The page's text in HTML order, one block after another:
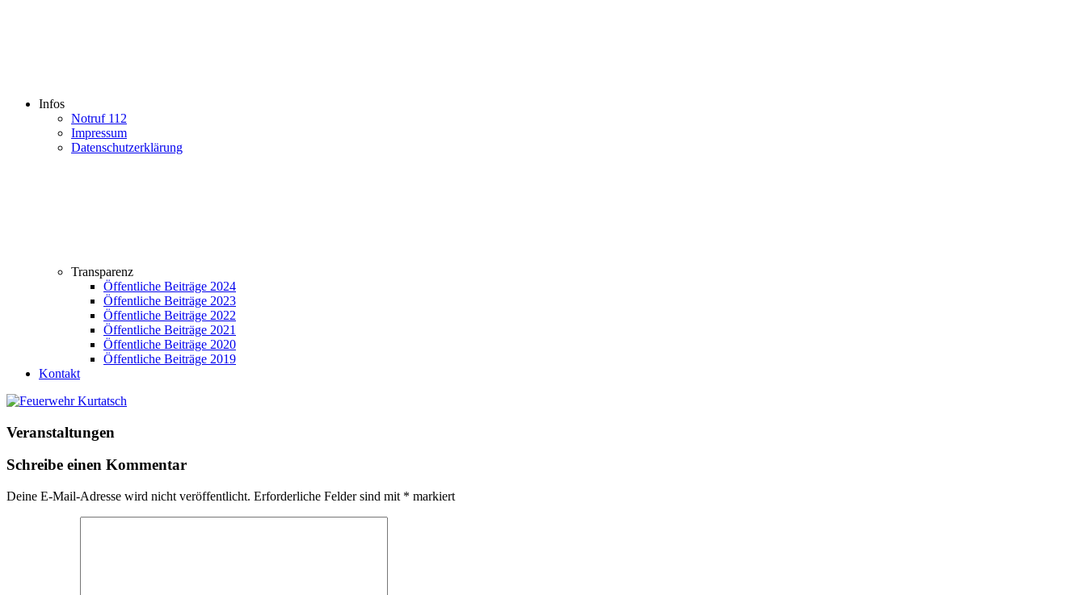
Infos
Notruf 112
Impressum
Datenschutzerklärung
Transparenz
Öffentliche Beiträge 2024
Öffentliche Beiträge 2023
Öffentliche Beiträge 2022
Öffentliche Beiträge 2021
Öffentliche Beiträge 2020
Öffentliche Beiträge 2019
Kontakt
Veranstaltungen
Schreibe einen Kommentar
Deine E-Mail-Adresse wird nicht veröffentlicht. Erforderliche Felder sind mit * markiert